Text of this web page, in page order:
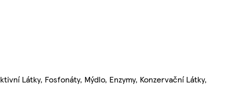
Látky, Fosfonáty, Mýdlo, Enzymy, Konzervační Látky,